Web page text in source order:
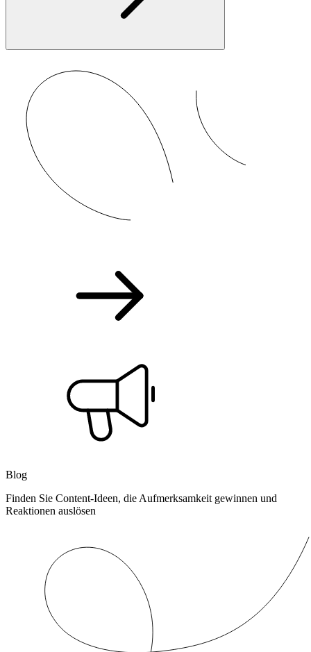
Blog
Finden Sie Content-Ideen, die Aufmerksamkeit gewinnen und
Reaktionen auslösen